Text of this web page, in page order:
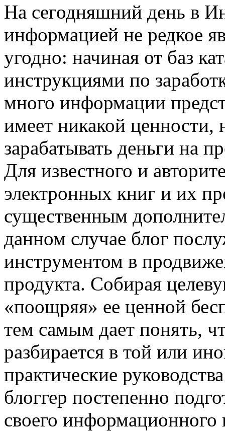
На сегодняшний день в
информацией не редкое
угодно: начиная от баз
инструкциями по
много информации
имеет никакой ценности,
зарабатывать деньги на
Для известного и
электронных книг и их
существенным
данном случае блог
инструментом в
продукта. Собирая
«поощряя» ее ценной
тем самым дает понять,
разбирается в той или
практические
блоггер постепенно
своего информационного